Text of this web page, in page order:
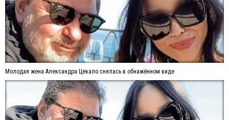
Молодая жена Александра Цекало снялась в обнажённом виде